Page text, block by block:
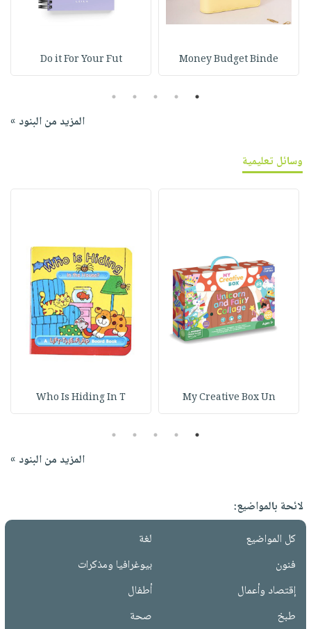
Money Budget Binde
Do it For Your Fut
1
2
3
4
5
المزيد من البنود »
وسائل تعليمية
My Creative Box Un
Who Is Hiding In T
1
2
3
4
5
المزيد من البنود »
لائحة بالمواضيع:
كل المواضيع
لغة
فنون
بيوغرافيا ومذكرات
إقتصاد وأعمال
أطفال
طبخ
صحة